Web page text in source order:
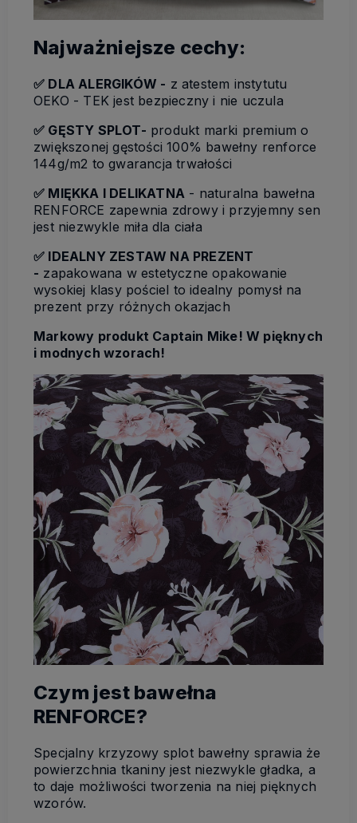
Najważniejsze cechy:
✅ DLA ALERGIKÓW - z atestem instytutu
OEKO - TEK jest bezpieczny i nie uczula
✅ GĘSTY SPLOT- produkt marki premium o
zwiększonej gęstości 100% bawełny renforce
144g/m2 to gwarancja trwałości
✅ MIĘKKA I DELIKATNA - naturalna bawełna
RENFORCE zapewnia zdrowy i przyjemny sen
jest niezwykle miła dla ciała
✅ IDEALNY ZESTAW NA PREZENT
- zapakowana w estetyczne opakowanie
wysokiej klasy pościel to idealny pomysł na
prezent przy różnych okazjach
Markowy produkt Captain Mike! W pięknych
i modnych wzorach!
Czym jest bawełna
RENFORCE?
Specjalny krzyzowy splot bawełny sprawia że
powierzchnia tkaniny jest niezwykle gładka, a
to daje możliwości tworzenia na niej pięknych
wzorów.